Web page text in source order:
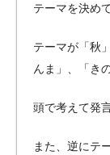
テーマを決め
テーマが「秋
んま」、「き
頭で考えて発
また、逆にテ